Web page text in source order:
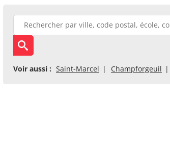
Voir aussi : Saint-Marcel Champforgeuil